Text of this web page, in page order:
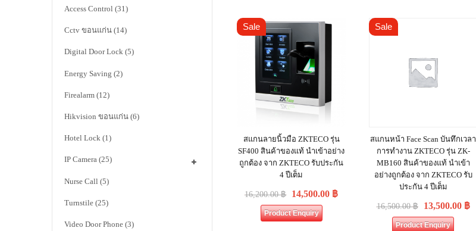
Access Control (31)
Cctv ขอนแก่น (14)
Digital Door Lock (5)
Energy Saving (2)
Firealarm (12)
Hikvision ขอนแก่น (6)
Hotel Lock (1)
IP Camera (25)
Nurse Call (5)
Turnstile (25)
Video Door Phone (3)
Sale
สแกนลายนิ้วมือ ZKTECO รุ่น
SF400 สินค้าของแท้ นำเข้าอย่าง
ถูกต้อง จาก ZKTECO รับประกัน
4 ปีเต็ม
16,200.00฿ 14,500.00 ฿
Product Enquiry
Sale
สแกนหน้า Face Scan บันทึกเวลา
การทำงาน ZKTECO รุ่น ZK-
MB160 สินค้าของแท้ นำเข้า
อย่างถูกต้อง จาก ZKTECO รับ
ประกัน 4 ปีเต็ม
16,500.00฿ 13,500.00 ฿
Product Enquiry